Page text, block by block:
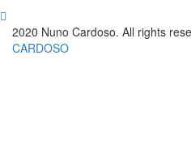
2020 Nuno Cardoso. All rights
CARDOSO